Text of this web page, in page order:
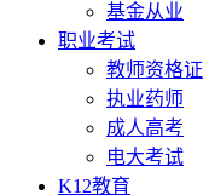
基金从业
职业考试
教师资格证
执业药师
成人高考
电大考试
K12教育